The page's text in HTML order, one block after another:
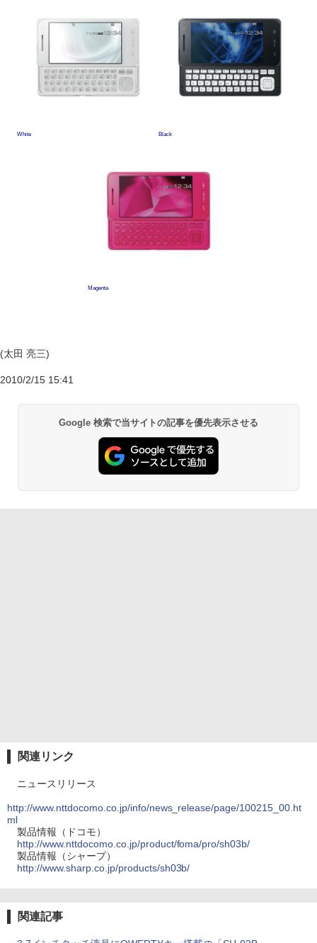
White Black
Magenta
(太田 亮三)
2010/2/15 15:41
Google 検索で当サイトの記事を優先表示させる
関連リンク
ニュースリリース
http://www.nttdocomo.co.jp/info/news_release/page/100215_00.ht
ml
製品情報（ドコモ）
http://www.nttdocomo.co.jp/product/foma/pro/sh03b/
製品情報（シャープ）
http://www.sharp.co.jp/products/sh03b/
関連記事